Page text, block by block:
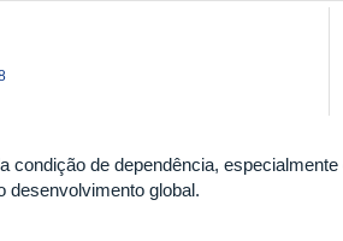
condição de dependência,
desenvolvimento global.